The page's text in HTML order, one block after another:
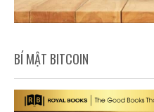
BÍ MẬT BITCOIN